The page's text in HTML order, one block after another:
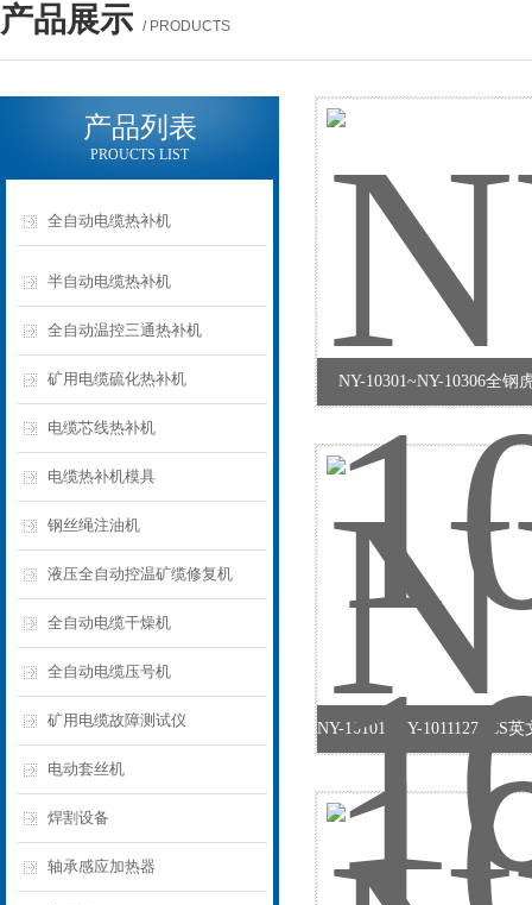
产品展示 / PRODUCTS
产品列表
PROUCTS LIST
全自动电缆热补机
半自动电缆热补机
全自动温控三通热补机
矿用电缆硫化热补机
电缆芯线热补机
电缆热补机模具
钢丝绳注油机
液压全自动控温矿缆修复机
全自动电缆干燥机
全自动电缆压号机
矿用电缆故障测试仪
电动套丝机
焊割设备
轴承感应加热器
NY-10301~NY-10306全钢